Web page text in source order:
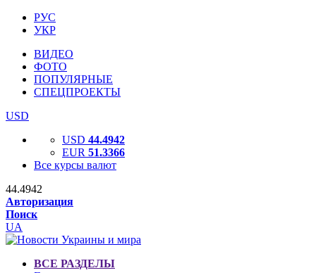
РУС
УКР
ВИДЕО
ФОТО
ПОПУЛЯРНЫЕ
СПЕЦПРОЕКТЫ
USD
USD 44.4942
EUR 51.3366
Все курсы валют
44.4942
Авторизация
Поиск
UA
ВСЕ РАЗДЕЛЫ